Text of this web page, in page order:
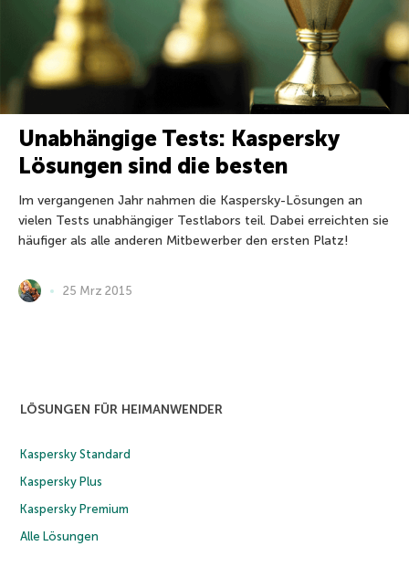
Unabhängige Tests: Kaspersky
Lösungen sind die besten
Im vergangenen Jahr nahmen die Kaspersky-Lösungen an
vielen Tests unabhängiger Testlabors teil. Dabei erreichten sie
häufiger als alle anderen Mitbewerber den ersten Platz!
25 Mrz 2015
LÖSUNGEN FÜR HEIMANWENDER
Kaspersky Standard
Kaspersky Plus
Kaspersky Premium
Alle Lösungen